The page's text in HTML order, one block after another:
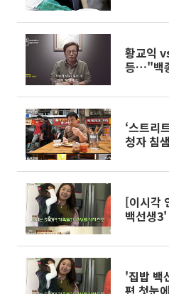
황교익
등…"백
야"
‘스트리
청자 침
[이시각
백선생3'
장고를
'집밥 백
편 첫눈